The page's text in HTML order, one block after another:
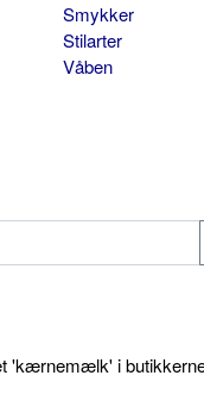
Smykker
Stilarter
Våben
'kærnemælk' i